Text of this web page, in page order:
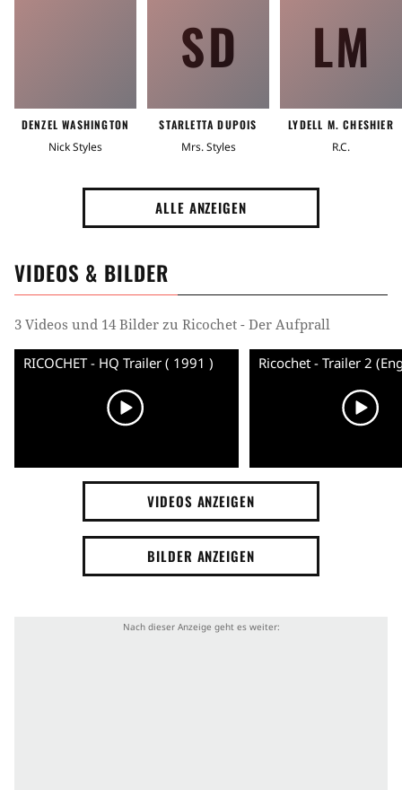
DENZEL WASHINGTON
Nick Styles
SD
STARLETTA DUPOIS
Mrs. Styles
LM
LYDELL M. CHESHIER
R.C.
ALLE ANZEIGEN
VIDEOS & BILDER
3 Videos und 14 Bilder zu Ricochet - Der Aufprall
RICOCHET - HQ Trailer ( 1991 ) Ricochet - Trailer 2
VIDEOS ANZEIGEN
BILDER ANZEIGEN